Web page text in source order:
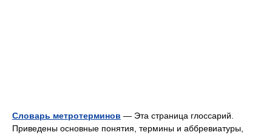
Словарь метротерминов — Эта страница глоссарий.
Приведены основные понятия, термины и аббревиатуры,